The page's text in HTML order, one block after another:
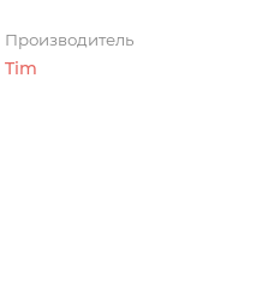
Производитель
Tim